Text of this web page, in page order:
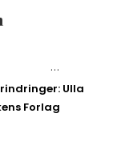
TID …
Ulla
Forlag